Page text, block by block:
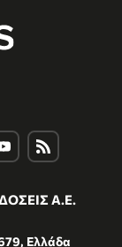
Α.Ε.
Ελλάδα